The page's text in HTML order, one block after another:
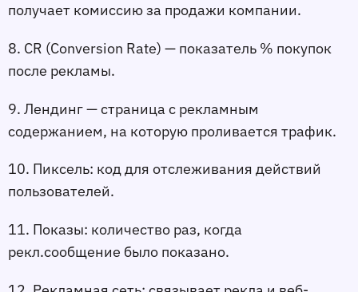
получает комиссию за продажи компании.
8. CR (Conversion Rate) — показатель % покупок
после рекламы.
9. Лендинг — страница с рекламным
содержанием, на которую проливается трафик.
10. Пиксель: код для отслеживания действий
пользователей.
11. Показы: количество раз, когда
рекл.сообщение было показано.